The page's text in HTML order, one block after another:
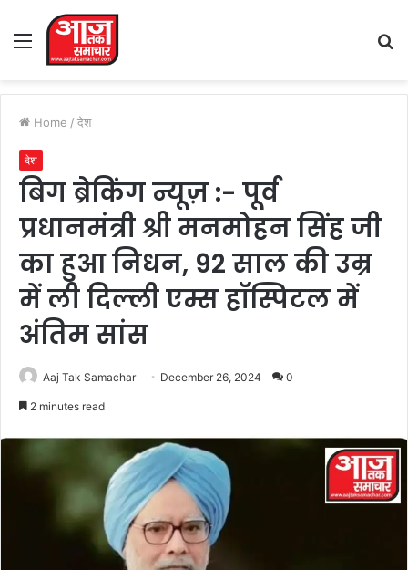
Menu
Home / देश
देश
बिग ब्रेकिंग न्यूज़ :- पूर्व
प्रधानमंत्री श्री मनमोहन सिंह जी
का हुआ निधन, 92 साल की उम्र
में ली दिल्ली एम्स हॉस्पिटल में
अंतिम सांस
Aaj Tak Samachar December 26, 2024 0
2 minutes read